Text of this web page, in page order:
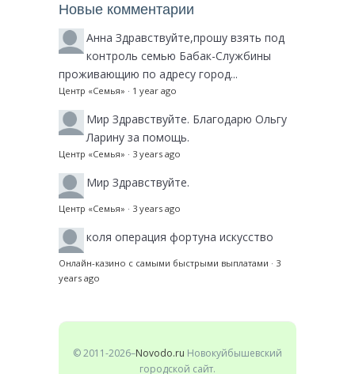
Новые комментарии
Анна Здравствуйте,прошу взять под
контроль семью Бабак-Службины
проживающию по адресу город...
Центр «Семья» · 1 year ago
Мир Здравствуйте. Благодарю Ольгу
Ларину за помощь.
Центр «Семья» · 3 years ago
Мир Здравствуйте.
Центр «Семья» · 3 years ago
коля операция фортуна искусство
Онлайн-казино с самыми быстрыми выплатами · 3
years ago
© 2011-2026–Novodo.ru Новокуйбышевский
городской сайт.